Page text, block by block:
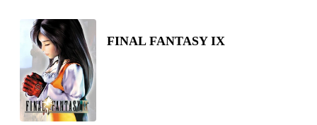
FINAL FANTASY IX